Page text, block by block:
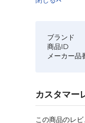
ブランド
商品ID
メーカー品
カスタマー
この商品のレビ